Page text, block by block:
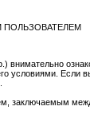
внимательно
Если
заключаемым